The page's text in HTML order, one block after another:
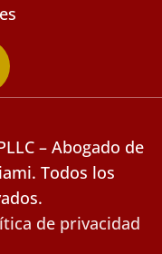
– Abogado de
Todos los
de privacidad